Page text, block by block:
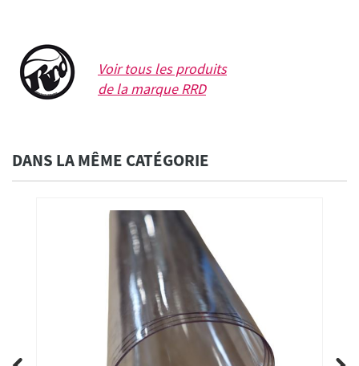
Voir tous les produits
de la marqueRRD
DANS LA MÊME CATÉGORIE